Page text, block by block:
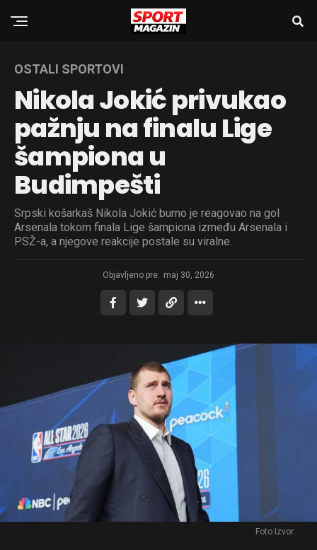
OSTALI SPORTOVI
Nikola Jokić privukao
pažnju na finalu Lige
šampiona u
Budimpešti
Srpski košarkaš Nikola Jokić burno je reagovao na gol
Arsenala tokom finala Lige šampiona između Arsenala i
PSŽ-a, a njegove reakcije postale su viralne.
Objavljeno pre: maj 30, 2026
Foto Izvor: